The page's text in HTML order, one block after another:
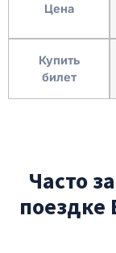
Цена
Купить
билет
Часто
поездке